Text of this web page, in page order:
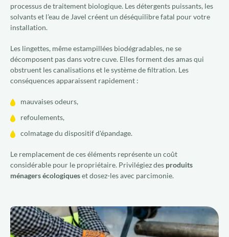
processus de traitement biologique. Les détergents puissants, les
solvants et l'eau de Javel créent un déséquilibre fatal pour votre
installation.
Les lingettes, même estampillées biodégradables, ne se
décomposent pas dans votre cuve. Elles forment des amas qui
obstruent les canalisations et le système de filtration. Les
conséquences apparaissent rapidement :
mauvaises odeurs,
refoulements,
colmatage du dispositif d'épandage.
Le remplacement de ces éléments représente un coût
considérable pour le propriétaire. Privilégiez des produits
ménagers écologiqueset dosez-les avec parcimonie.